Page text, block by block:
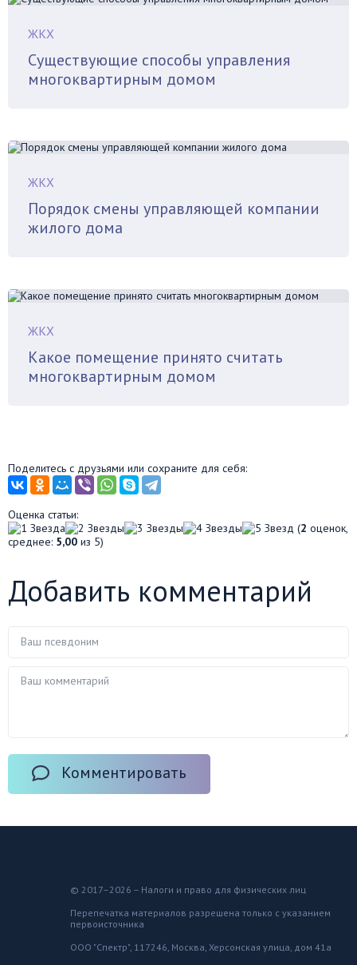
ЖКХ
Существующие способы управления
многоквартирным домом
ЖКХ
Порядок смены управляющей компании
жилого дома
ЖКХ
Какое помещение принято считать
многоквартирным домом
Поделитесь с друзьями или сохраните для себя:
Оценка статьи:
(2 оценок,
среднее: 5,00 из 5)
Добавить комментарий
Комментировать
© 2017–2026 – Налоги и право для физических лиц
Перепечатка материалов разрешена только с указанием
первоисточника
ООО "Спектр", 117246, Москва, Херсонская улица, дом 41а